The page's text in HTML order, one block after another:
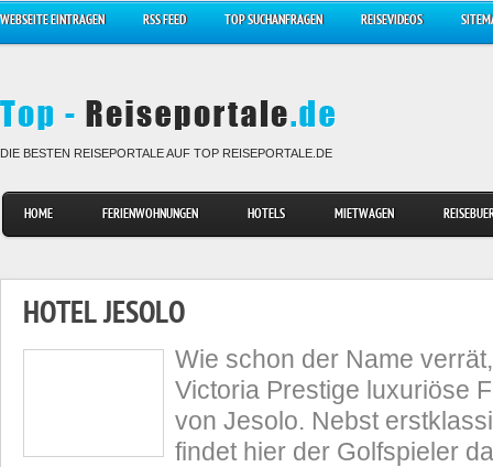
WEBSEITE EINTRAGEN RSS FEED TOP SUCHANFRAGEN REISEVIDEOS
DIE BESTEN REISEPORTALE AUF TOP REISEPORTALE.DE
HOME FERIENWOHNUNGEN HOTELS MIETWAGEN
HOTEL JESOLO
Wie schon der Name
Victoria Prestige luxuriöse
von Jesolo. Nebst
findet hier der Golfspieler